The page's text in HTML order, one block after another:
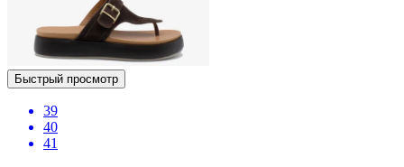
Быстрый просмотр
39
40
41